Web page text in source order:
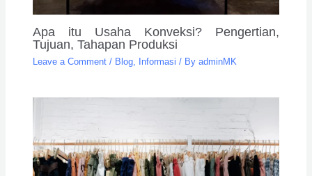
Apa itu Usaha Konveksi? Pengertian,
Tujuan, Tahapan Produksi
Leave a Comment / Blog, Informasi / ByadminMK